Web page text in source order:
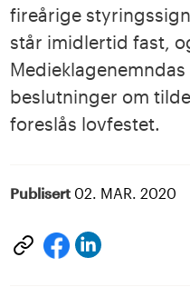
fireårige
står imidlertid fast,
beslutninger om
foreslås lovfestet.
Publisert 02. MAR. 2020
Del Del